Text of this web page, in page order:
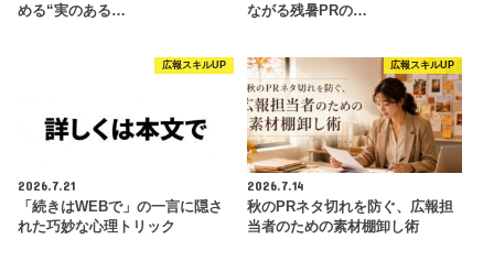
める“実のある…
ながる残暑PRの…
広報スキルUP
2026.7.21
「続きはWEBで」の一言に隠さ
れた巧妙な心理トリック
広報スキルUP
2026.7.14
秋のPRネタ切れを防ぐ、広報担
当者のための素材棚卸し術